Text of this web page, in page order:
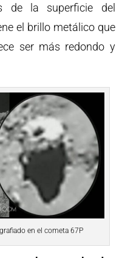
de la superficie del
el brillo metálico que
ser más redondo y
en el cometa 67P